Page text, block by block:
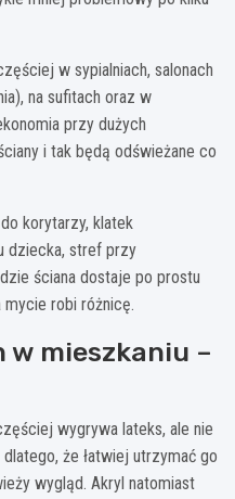
w sypialniach, salonach
na sufitach oraz w
przy dużych
i tak będą odświeżane co
korytarzy, klatek
dziecka, stref przy
ściana dostaje po prostu
mycie robi różnicę.
w mieszkaniu –
wygrywa lateks, ale nie
dlatego, że łatwiej utrzymać go
wygląd. Akryl natomiast